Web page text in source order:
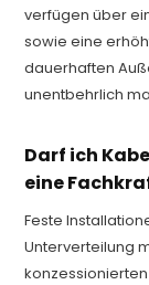
verfügen über
sowie eine
dauerhaften
unentbehrlich
Darf ich
eine
Feste
Unterverteilung